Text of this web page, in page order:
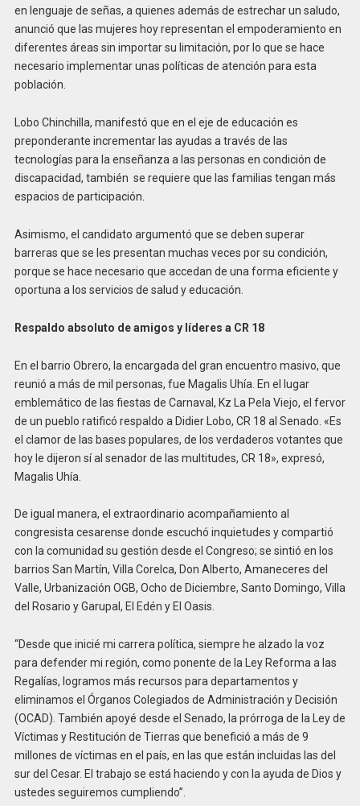
en lenguaje de señas, a quienes además de estrechar un saludo,
anunció que las mujeres hoy representan el empoderamiento en
diferentes áreas sin importar su limitación, por lo que se hace
necesario implementar unas políticas de atención para esta
población.
Lobo Chinchilla, manifestó que en el eje de educación es
preponderante incrementar las ayudas a través de las
tecnologías para la enseñanza a las personas en condición de
discapacidad, también se requiere que las familias tengan más
espacios de participación.
Asimismo, el candidato argumentó que se deben superar
barreras que se les presentan muchas veces por su condición,
porque se hace necesario que accedan de una forma eficiente y
oportuna a los servicios de salud y educación.
Respaldo absoluto de amigos y líderes a CR 18
En el barrio Obrero, la encargada del gran encuentro masivo, que
reunió a más de mil personas, fue Magalis Uhía. En el lugar
emblemático de las fiestas de Carnaval, Kz La Pela Viejo, el fervor
de un pueblo ratificó respaldo a Didier Lobo, CR 18 al Senado. «Es
el clamor de las bases populares, de los verdaderos votantes que
hoy le dijeron sí al senador de las multitudes, CR 18», expresó,
Magalis Uhía.
De igual manera, el extraordinario acompañamiento al
congresista cesarense donde escuchó inquietudes y compartió
con la comunidad su gestión desde el Congreso; se sintió en los
barrios San Martín, Villa Corelca, Don Alberto, Amaneceres del
Valle, Urbanización OGB, Ocho de Diciembre, Santo Domingo, Villa
del Rosario y Garupal, El Edén y El Oasis.
“Desde que inicié mi carrera política, siempre he alzado la voz
para defender mi región, como ponente de la Ley Reforma a las
Regalías, logramos más recursos para departamentos y
eliminamos el Órganos Colegiados de Administración y Decisión
(OCAD). También apoyé desde el Senado, la prórroga de la Ley de
Víctimas y Restitución de Tierras que benefició a más de 9
millones de víctimas en el país, en las que están incluidas las del
sur del Cesar. El trabajo se está haciendo y con la ayuda de Dios y
ustedes seguiremos cumpliendo”.